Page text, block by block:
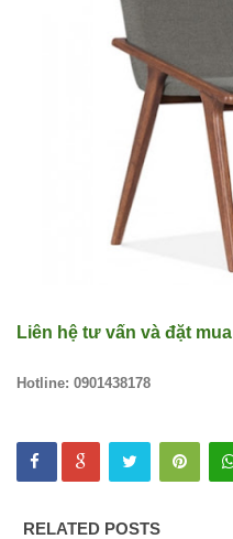
sắt decor
mặt bàn
composite
254
Liên hệ tư vấn và đặt mua
Hotline: 0901438178
RELATED POSTS